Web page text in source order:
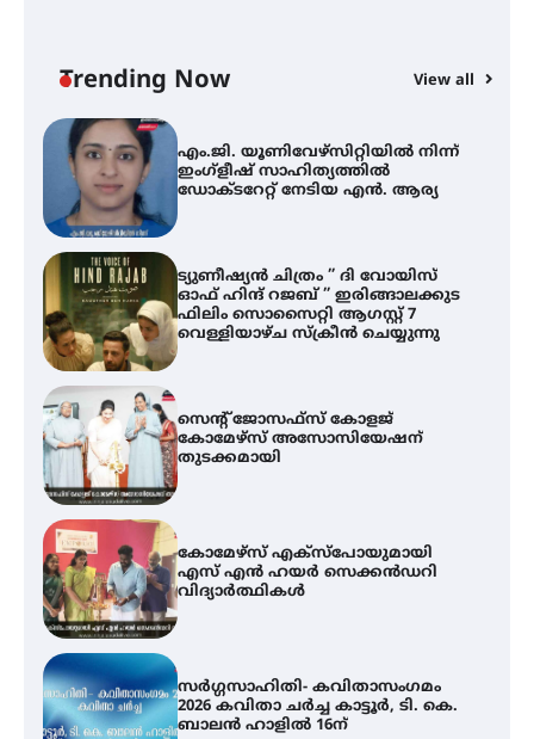
Trending Now View all
അവധി
എം.ജി. യൂണിവേഴ്‌സിറ്റിയിൽ നിന്ന്
ഇംഗ്ളീഷ് സാഹിത്യത്തിൽ
ഡോക്ടറേറ്റ് നേടിയ എൻ. ആര്യ
ട്യുണീഷ്യൻ ചിത്രം ” ദി വോയിസ്
ഓഫ് ഹിന്ദ് റജബ് ” ഇരിങ്ങാലക്കുട
ഫിലിം സൊസൈറ്റി ആഗസ്റ്റ് 7
വെള്ളിയാഴ്ച സ്‌ക്രീൻ ചെയ്യുന്നു
സെന്റ് ജോസഫ്സ് കോളജ്
കോമേഴ്‌സ് അസോസിയേഷന്
തുടക്കമായി
കോമേഴ്സ് എക്സ്പോയുമായി
എസ് എൻ ഹയർ സെക്കൻഡറി
വിദ്യാർത്ഥികൾ
സർഗ്ഗസാഹിതി- കവിതാസംഗമം
2026 കവിതാ ചർച്ച കാട്ടൂർ, ടി. കെ.
ബാലൻ ഹാളിൽ 16ന്